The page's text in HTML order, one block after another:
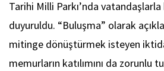
Tarihi Milli Parkı’nda vatandaşlarla
duyuruldu. “Buluşma” olarak
mitinge dönüştürmek isteyen
memurların katılımını da zorunlu